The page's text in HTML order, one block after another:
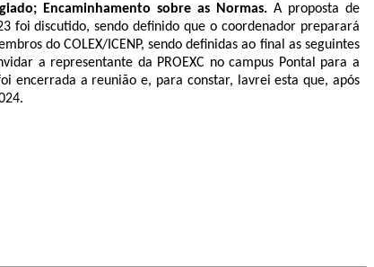
Encaminhamento sobre as Normas. A proposta de
foi discutido, sendo definido que o coordenador preparará
do COLEX/ICENP, sendo definidas ao final as seguintes
a representante da PROEXC no campus Pontal para a
encerrada a reunião e, para constar, lavrei esta que, após